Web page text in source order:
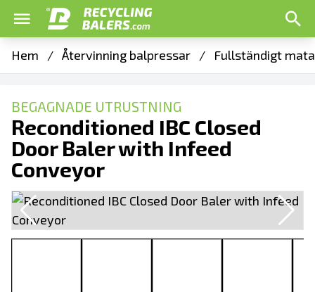
Hem / Återvinning balpressar / Fullständigt
BEGAGNADE UTRUSTNING
Reconditioned IBC Closed
Door Baler with Infeed
Conveyor